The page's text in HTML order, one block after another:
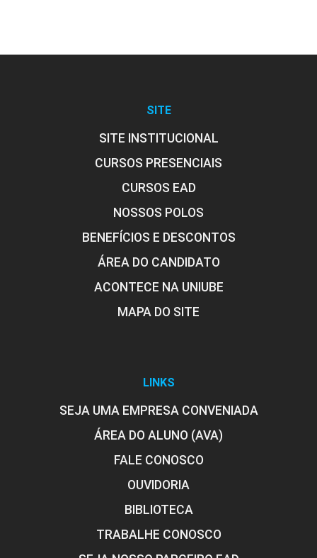
SITE
SITE INSTITUCIONAL
CURSOS PRESENCIAIS
CURSOS EAD
NOSSOS POLOS
BENEFÍCIOS E DESCONTOS
ÁREA DO CANDIDATO
ACONTECE NA UNIUBE
MAPA DO SITE
LINKS
SEJA UMA EMPRESA CONVENIADA
ÁREA DO ALUNO (AVA)
FALE CONOSCO
OUVIDORIA
BIBLIOTECA
TRABALHE CONOSCO